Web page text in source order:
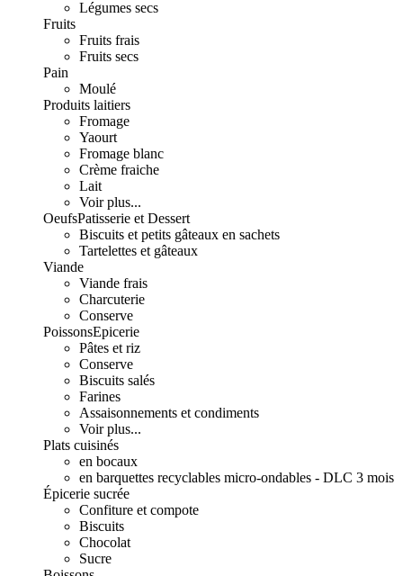
Légumes secs
Fruits
Fruits frais
Fruits secs
Pain
Moulé
Produits laitiers
Fromage
Yaourt
Fromage blanc
Crème fraiche
Lait
Voir plus...
OeufsPatisserie et Dessert
Biscuits et petits gâteaux en sachets
Tartelettes et gâteaux
Viande
Viande frais
Charcuterie
Conserve
PoissonsEpicerie
Pâtes et riz
Conserve
Biscuits salés
Farines
Assaisonnements et condiments
Voir plus...
Plats cuisinés
en bocaux
en barquettes recyclables micro-ondables - DLC 3 mois
Épicerie sucrée
Confiture et compote
Biscuits
Chocolat
Sucre